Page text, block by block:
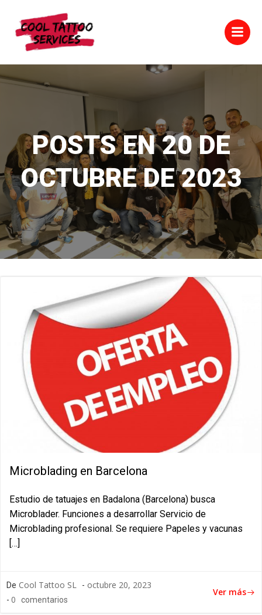
POSTS EN 20 DE
OCTUBRE DE 2023
Microblading en Barcelona
Estudio de tatuajes en Badalona (Barcelona) busca
Microblader. Funciones a desarrollar Servicio de
Microblading profesional. Se requiere Papeles y vacunas
[…]
De Cool Tattoo SL - octubre 20, 2023
- 0 comentarios
Ver más